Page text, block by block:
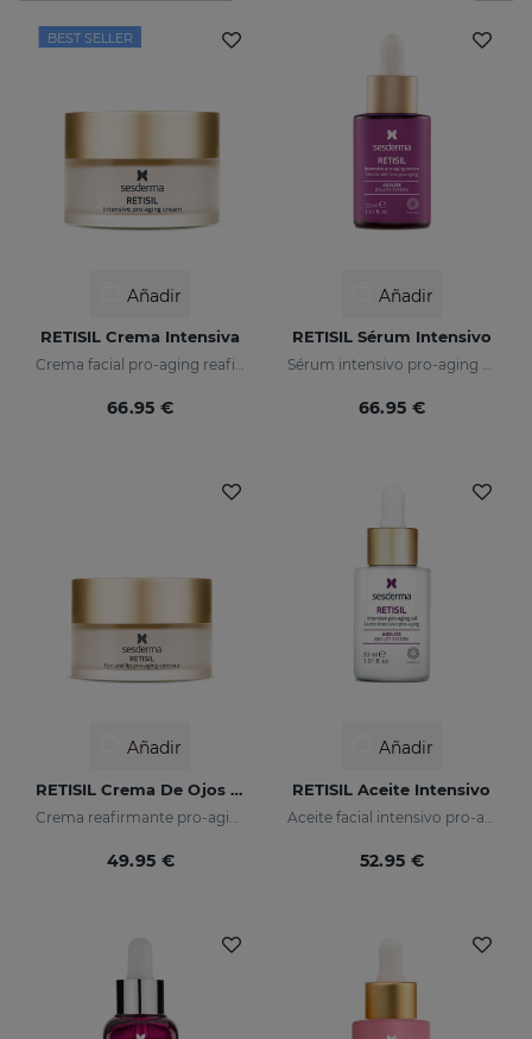
BEST SELLER
Añadir
RETISIL Crema Intensiva
Crema facial pro-aging reafirmante y reductora de arrugas
66.95 €
Añadir
RETISIL Sérum Intensivo
Sérum intensivo pro-aging reafirmante y reductor de arrugas
66.95 €
Añadir
RETISIL Crema De Ojos Y Labios
49.95 €
Añadir
RETISIL Aceite Intensivo
52.95 €